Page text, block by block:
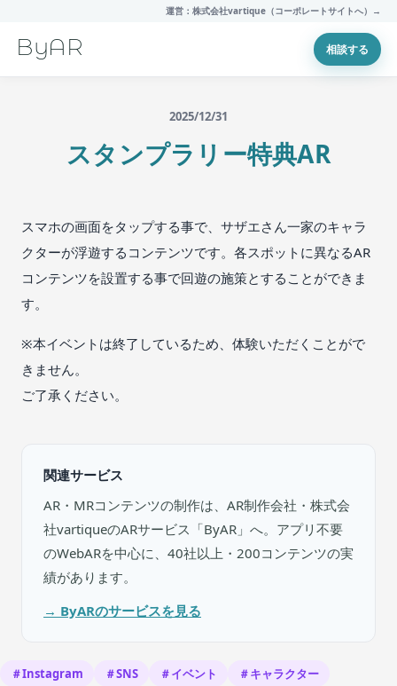
運営：株式会社vartique（コーポレートサイトへ）→
ByAR 相談する
2025/12/31
スタンプラリー特典AR
スマホの画面をタップする事で、サザエさん一家のキャラ
クターが浮遊するコンテンツです。各スポットに異なるAR
コンテンツを設置する事で回遊の施策とすることができま
す。
※本イベントは終了しているため、体験いただくことがで
きません。
ご了承ください。
関連サービス
AR・MRコンテンツの制作は、AR制作会社・株式会
社vartiqueのARサービス「ByAR」へ。アプリ不要
のWebARを中心に、40社以上・200コンテンツの実
績があります。
→ ByARのサービスを見る
＃Instagram ＃SNS ＃イベント
＃キャラクター